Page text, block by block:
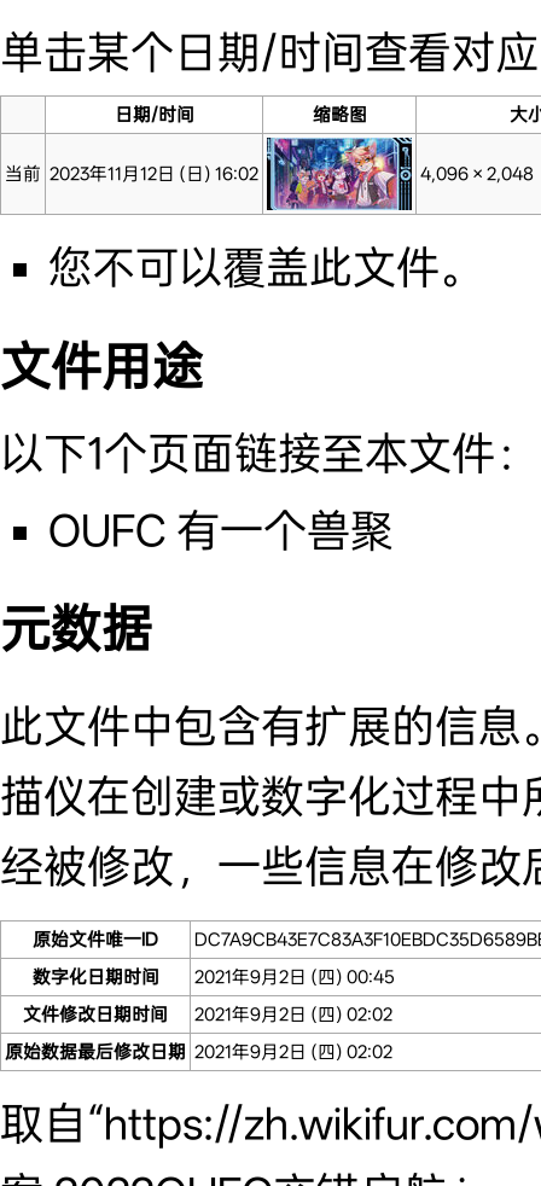
单击某个日期/时间查看对
日期/时间 缩略图 大
当前 2023年11月12日 (日) 16:02 4,096 × 2,048
您不可以覆盖此文件。
文件用途
以下1个页面链接至本文件：
OUFC 有一个兽聚
元数据
此文件中包含有扩展的信
描仪在创建或数字化过程
经被修改，一些信息在修
原始文件唯一ID
数字化日期时间
2021年9月2日 (四) 00:45
文件修改日期时间
2021年9月2日 (四) 02:02
原始数据最后修改日期 2021年9月2日 (四) 02:02
取自“https://